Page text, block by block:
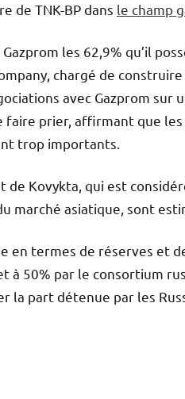
de TNK-BP dans le champ
les 62,9% qu’il
chargé de
avec Gazprom sur
faire prier, affirmant que
trop importants.
Kovykta, qui est
marché asiatique, sont
en termes de réserves et
50% par le consortium
la part détenue par les